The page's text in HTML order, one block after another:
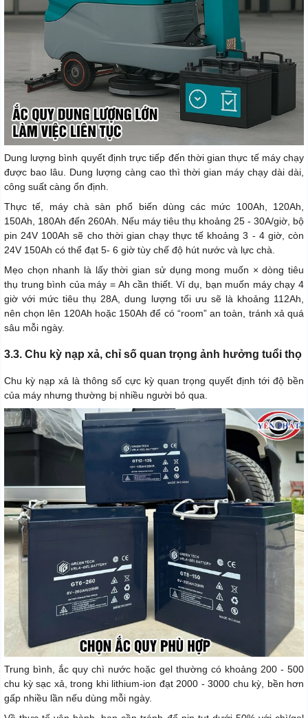
Dung lượng bình quyết định trực tiếp đến thời gian thực tế máy chạy
được bao lâu. Dung lượng càng cao thì thời gian máy chạy dài dài,
công suất càng ổn định.
Thực tế, máy chà sàn phổ biến dùng các mức 100Ah, 120Ah,
150Ah, 180Ah đến 260Ah. Nếu máy tiêu thụ khoảng 25 - 30A/giờ, bộ
pin 24V 100Ah sẽ cho thời gian chạy thực tế khoảng 3 - 4 giờ, còn
24V 150Ah có thể đạt 5- 6 giờ tùy chế độ hút nước và lực chà.
Mẹo chọn nhanh là lấy thời gian sử dụng mong muốn × dòng tiêu
thụ trung bình của máy = Ah cần thiết. Ví dụ, bạn muốn máy chạy 4
giờ với mức tiêu thụ 28A, dung lượng tối ưu sẽ là khoảng 112Ah,
nên chọn lên 120Ah hoặc 150Ah để có “room” an toàn, tránh xả quá
sâu mỗi ngày.
3.3. Chu kỳ nạp xả, chỉ số quan trọng ảnh hưởng tuổi thọ
Chu kỳ nạp xả là thông số cực kỳ quan trọng quyết định tới độ bền
của máy nhưng thường bị nhiều người bỏ qua.
Trung bình, ắc quy chì nước hoặc gel thường có khoảng 200 - 500
chu kỳ sạc xả, trong khi lithium-ion đạt 2000 - 3000 chu kỳ, bền hơn
gấp nhiều lần nếu dùng mỗi ngày.